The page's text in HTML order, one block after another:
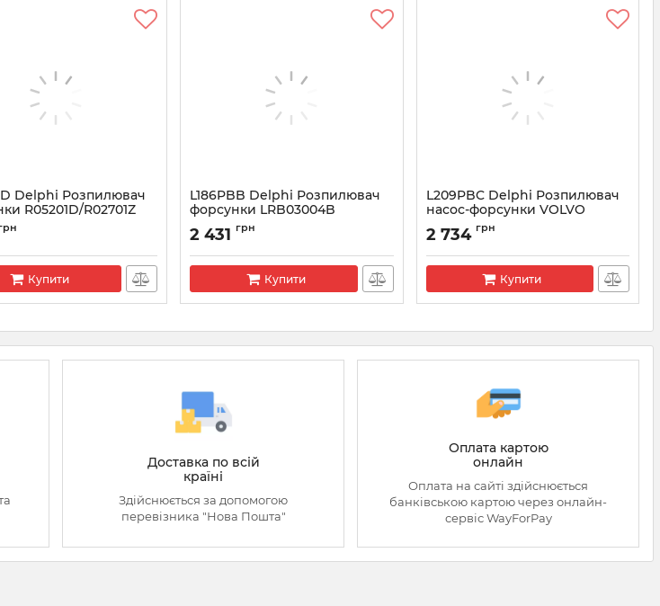
Delphi Розпилювач
R05201D/R02701Z
Kangoo 1.5
Купити
L186PBB Delphi Розпилювач
форсунки LRB03004B
Mercedes A0060176121
Артикул:
2 431 грн
Купити
L209PBC Delphi Розпилювач
насос-форсунки VOLVO
Артикул: L209PBC
2 734 грн
Купити
Доставка по всій
країні
Здійснюється за допомогою
перевізника "Нова Пошта"
Оплата картою
онлайн
Оплата на сайті здійснюється
банківською картою через онлайн-
сервіс WayForPay